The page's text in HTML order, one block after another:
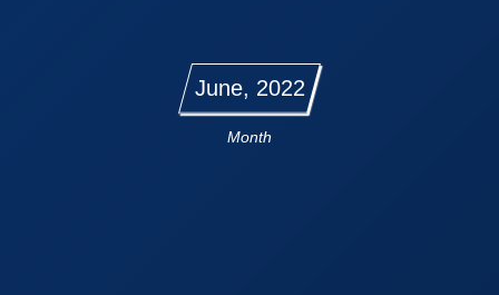
June, 2022
Month